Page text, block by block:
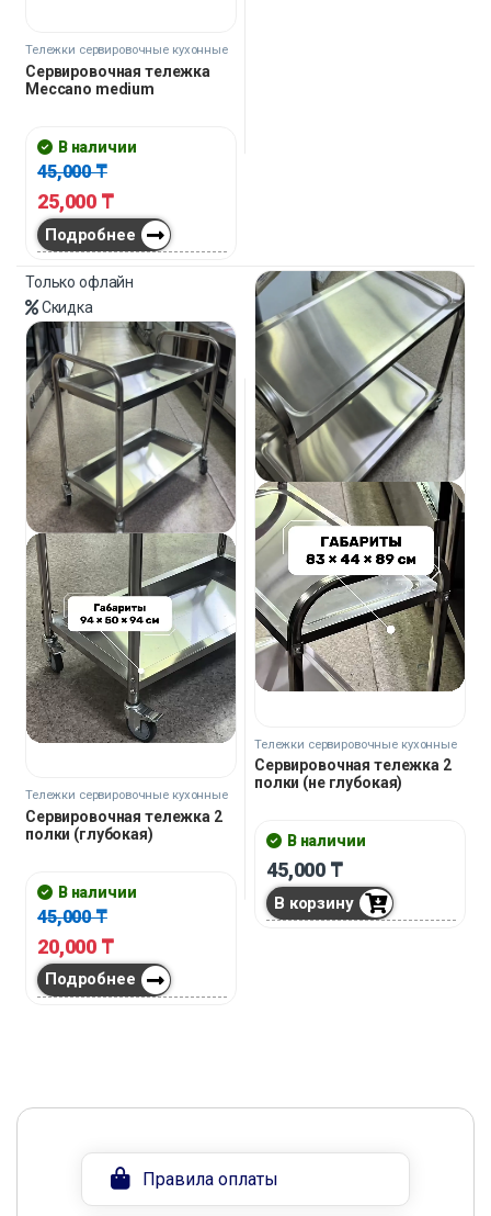
Тележки сервировочные кухонные
Сервировочная тележка
Meccano medium
В наличии
45,000₸
25,000 ₸
Подробнее
Только офлайн
Скидка
Тележки сервировочные кухонные
Сервировочная тележка 2
полки (глубокая)
В наличии
45,000₸
20,000 ₸
Подробнее
Тележки сервировочные кухонные
Сервировочная тележка 2
полки (не глубокая)
В наличии
45,000 ₸
В корзину
Правила оплаты